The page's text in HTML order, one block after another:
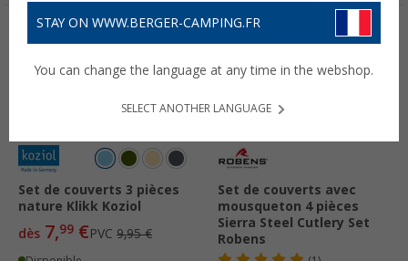
-19%
Set de couverts 3 pièces
nature Klikk Koziol
dès 7,99 €PVC 9,95 €
-19%
Set de couverts avec
mousqueton 4 pièces
Sierra Steel Cutlery Set
Robens
STAY ON WWW.BERGER-CAMPING.FR
You can change the language at any time in the webshop.
SELECT ANOTHER LANGUAGE